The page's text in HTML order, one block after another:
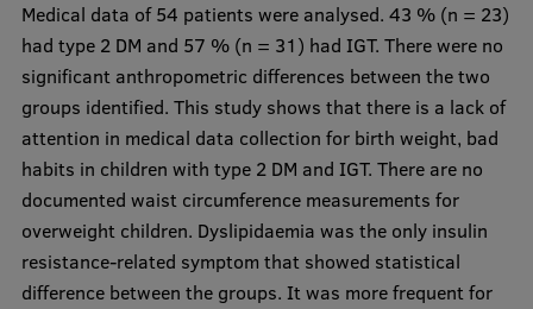
Medical data of 54 patients were analysed. 43 % (n = 23)
had type 2 DM and 57 % (n = 31) had IGT. There were no
significant anthropometric differences between the two
groups identified. This study shows that there is a lack of
attention in medical data collection for birth weight, bad
habits in children with type 2 DM and IGT. There are no
documented waist circumference measurements for
overweight children. Dyslipidaemia was the only insulin
resistance-related symptom that showed statistical
difference between the groups. It was more frequent for